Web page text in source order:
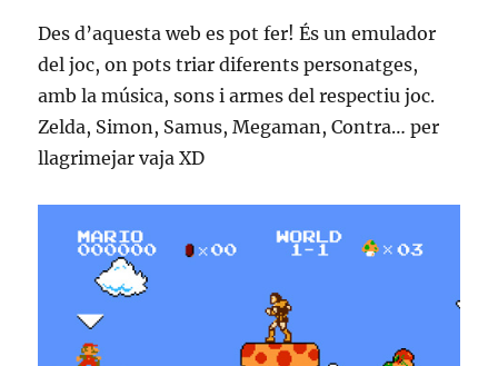
Des d’aquesta web es pot fer! És un emulador
del joc, on pots triar diferents personatges,
amb la música, sons i armes del respectiu joc.
Zelda, Simon, Samus, Megaman, Contra… per
llagrimejar vaja XD